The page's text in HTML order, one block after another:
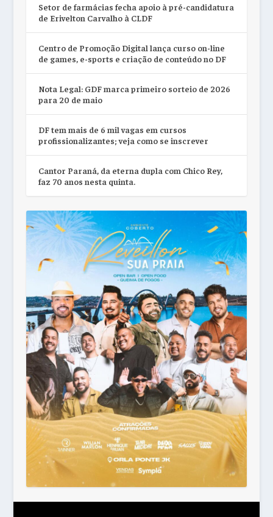
Setor de farmácias fecha apoio à pré-candidatura
de Erivelton Carvalho à CLDF
Centro de Promoção Digital lança curso on-line
de games, e-sports e criação de conteúdo no DF
Nota Legal: GDF marca primeiro sorteio de 2026
para 20 de maio
DF tem mais de 6 mil vagas em cursos
profissionalizantes; veja como se inscrever
Cantor Paraná, da eterna dupla com Chico Rey,
faz 70 anos nesta quinta.